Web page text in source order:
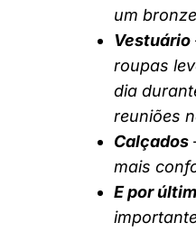
um
Vestuário
roupas
dia
reuniões
Calçados
mais
E por